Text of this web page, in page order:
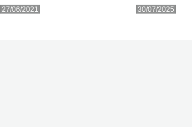
27/06/2021 30/07/2025